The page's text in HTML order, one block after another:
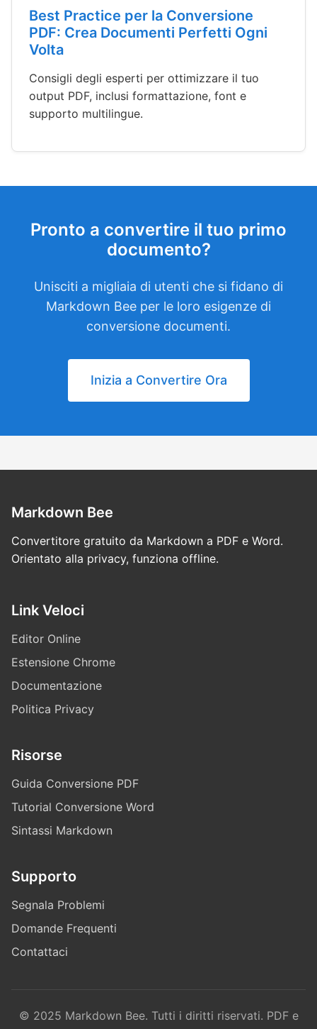
Best Practice per la Conversione
PDF: Crea Documenti Perfetti Ogni
Volta
Consigli degli esperti per ottimizzare il tuo
output PDF, inclusi formattazione, font e
supporto multilingue.
Pronto a convertire il tuo primo
documento?
Unisciti a migliaia di utenti che si fidano di
Markdown Bee per le loro esigenze di
conversione documenti.
Inizia a Convertire Ora
Markdown Bee
Convertitore gratuito da Markdown a PDF e Word.
Orientato alla privacy, funziona offline.
Link Veloci
Editor Online
Estensione Chrome
Documentazione
Politica Privacy
Risorse
Guida Conversione PDF
Tutorial Conversione Word
Sintassi Markdown
Supporto
Segnala Problemi
Domande Frequenti
Contattaci
© 2025 Markdown Bee. Tutti i diritti riservati. PDF e